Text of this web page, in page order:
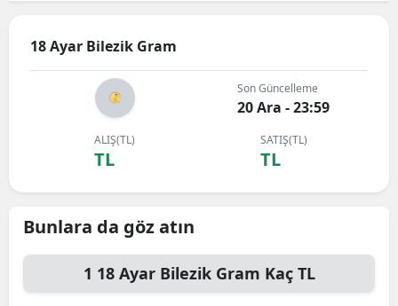
18 Ayar Bilezik Gram
Son Güncelleme
20 Ara - 23:59
ALIŞ(TL)
TL
SATIŞ(TL)
TL
Bunlara da göz atın
1 18 Ayar Bilezik Gram Kaç TL